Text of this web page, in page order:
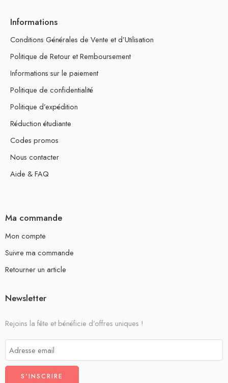
Informations
Conditions Générales de Vente et d’Utilisation
Politique de Retour et Remboursement
Informations sur le paiement
Politique de confidentialité
Politique d’expédition
Réduction étudiante
Codes promos
Nous contacter
Aide & FAQ
Ma commande
Mon compte
Suivre ma commande
Retourner un article
Newsletter
Rejoins la fête et bénéficie d’offres uniques !